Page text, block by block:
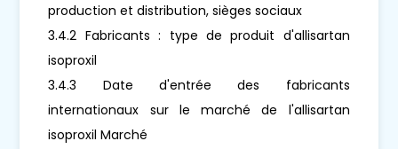
production et distribution, sièges sociaux
3.4.2 Fabricants : type de produit d'allisartan
isoproxil
3.4.3 Date d'entrée des fabricants
internationaux sur le marché de l'allisartan
isoproxil Marché